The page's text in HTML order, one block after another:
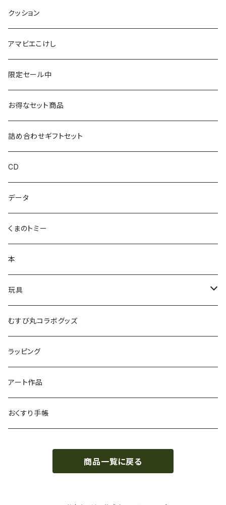
やじろうちゃん
ばんつぁん
ズンダリアンシリーズ
コケゾン
ノート
メモ帳
クリアファイル
フォトフレーム
クッション
アマビエこけし
限定セール中
お得なセット商品
詰め合わせギフトセット
CD
データ
くまのトミー
本
玩具
かるた
むすび丸コラボグッズ
ラッピング
アート作品
おくすり手帳
商品一覧に戻る